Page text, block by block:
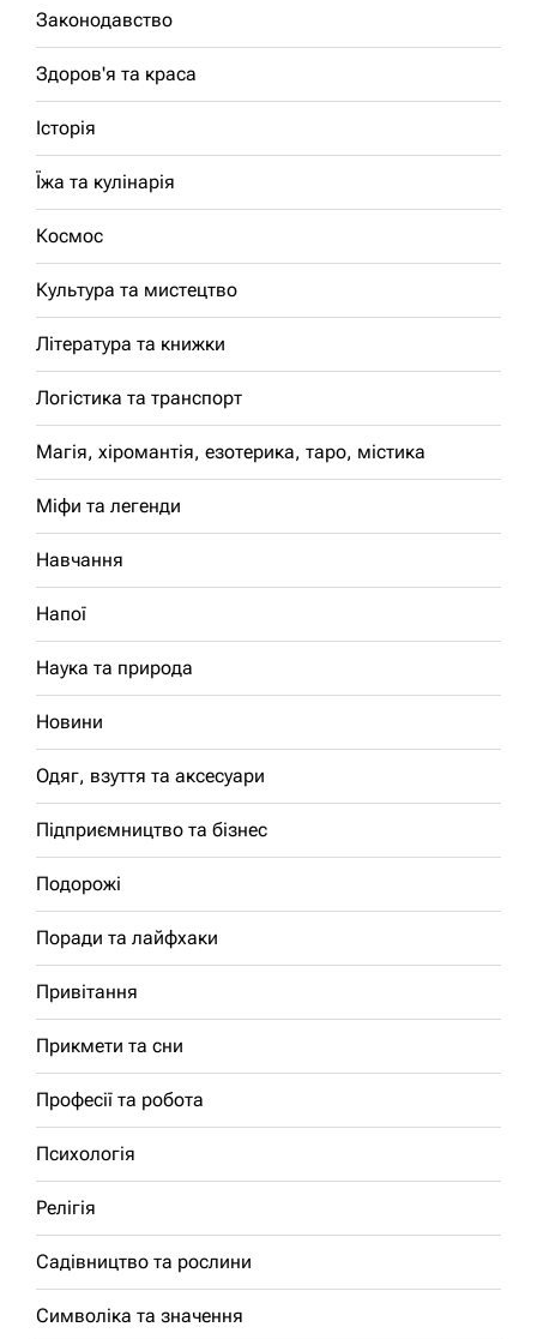
Законодавство
Здоров'я та краса
Історія
Їжа та кулінарія
Космос
Культура та мистецтво
Література та книжки
Логістика та транспорт
Магія, хіромантія, езотерика, таро, містика
Міфи та легенди
Навчання
Напої
Наука та природа
Новини
Одяг, взуття та аксесуари
Підприємництво та бізнес
Подорожі
Поради та лайфхаки
Привітання
Прикмети та сни
Професії та робота
Психологія
Релігія
Садівництво та рослини
Символіка та значення